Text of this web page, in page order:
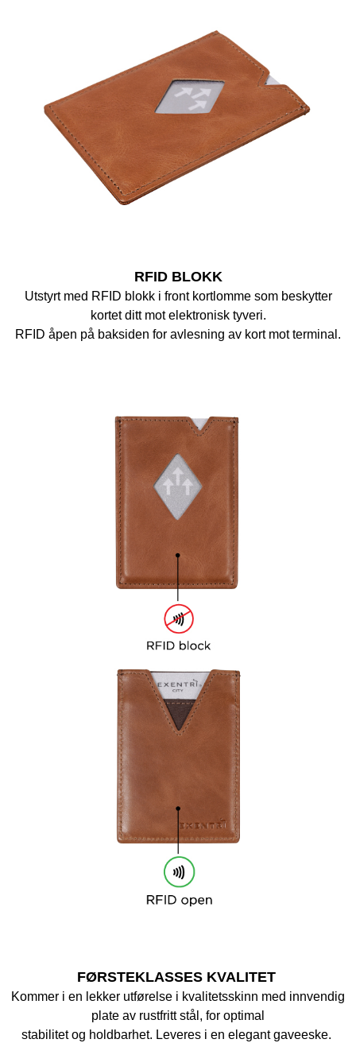
RFID BLOKK
Utstyrt med RFID blokk i front kortlomme som beskytter
kortet ditt mot elektronisk tyveri.
RFID åpen på baksiden for avlesning av kort mot terminal.
FØRSTEKLASSES KVALITET
Kommer i en lekker utførelse i kvalitetsskinn med innvendig
plate av rustfritt stål, for optimal
stabilitet og holdbarhet. Leveres i en elegant gaveeske.